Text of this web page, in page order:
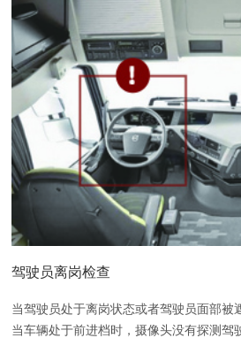
驾驶员离岗检查
当驾驶员处于离岗状态或者驾驶员面部被
当车辆处于前进档时，摄像头没有探测驾